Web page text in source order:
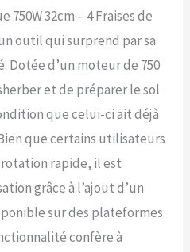
dans votre jardin.
32cm – 4 Fraises de
outil qui surprend par sa
Dotée d’un moteur de 750
et de préparer le sol
que celui-ci ait déjà
que certains utilisateurs
rapide, il est
grâce à l’ajout d’un
sur des plateformes
confère à